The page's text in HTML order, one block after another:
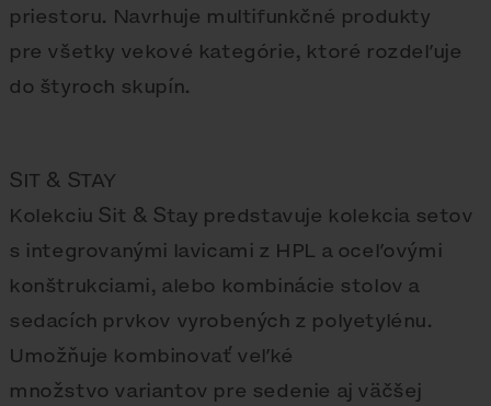
priestoru. Navrhuje multifunkčné produkty
pre všetky vekové kategórie, ktoré rozdeľuje
do štyroch skupín.
SIT & STAY
Kolekciu Sit & Stay predstavuje kolekcia setov
s integrovanými lavicami z HPL a oceľovými
konštrukciami, alebo kombinácie stolov a
sedacích prvkov vyrobených z polyetylénu.
Umožňuje kombinovať veľké
množstvo variantov pre sedenie aj väčšej